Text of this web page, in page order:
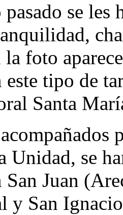
se les
foto
tipo de
Santa
Unidad, se
San Juan
y San